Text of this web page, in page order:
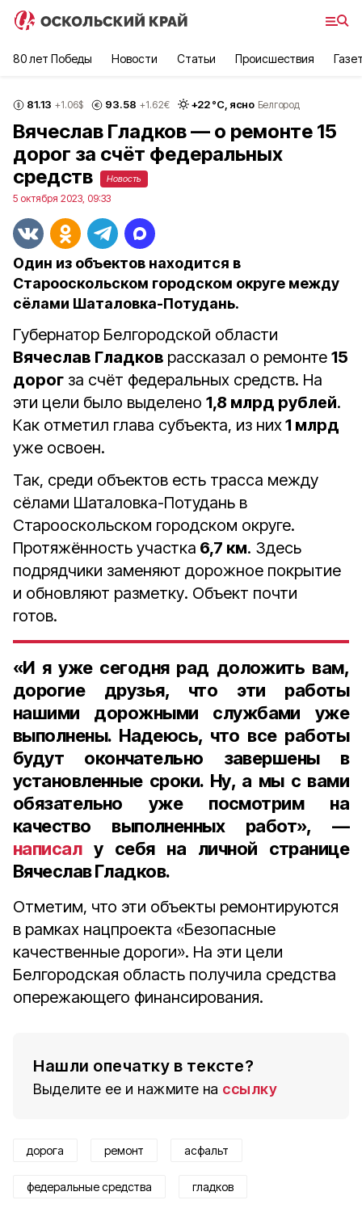
80 лет Победы Новости Статьи Происшествия
81.13 +1.06$ 93.58 +1.62€ +22°С, ясно Белгород
Вячеслав Гладков — о ремонте 15
дорог за счёт федеральных
средств
Новость
5 октября 2023, 09:33
Один из объектов находится в
Старооскольском городском округе между
сёлами Шаталовка-Потудань.
Губернатор Белгородской области
Вячеслав Гладков рассказал о ремонте 15
дорог за счёт федеральных средств. На
эти цели было выделено 1,8 млрд рублей.
Как отметил глава субъекта, из них1 млрд
уже освоен.
Так, среди объектов есть трасса между
сёлами Шаталовка-Потудань в
Старооскольском городском округе.
Протяжённость участка 6,7 км. Здесь
подрядчики заменяют дорожное покрытие
и обновляют разметку. Объект почти
готов.
«И я уже сегодня рад доложить вам,
дорогие друзья, что эти работы
нашими дорожными службами уже
выполнены. Надеюсь, что все работы
будут окончательно завершены в
установленные сроки. Ну, а мы с вами
обязательно уже посмотрим на
качество выполненных работ», —
написалу себя на личной странице
Вячеслав Гладков.
Отметим, что эти объекты ремонтируются
в рамках нацпроекта «Безопасные
качественные дороги». На эти цели
Белгородская область получила средства
опережающего финансирования.
Нашли опечатку в тексте?
Выделите ее и нажмите на ссылку
дорога ремонт асфальт
федеральные средства гладков